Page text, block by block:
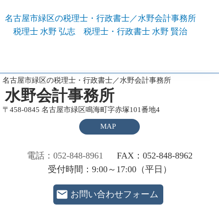
名古屋市緑区の税理士・行政書士／水野会計事務所
税理士 水野 弘志 税理士・行政書士 水野 賢治
名古屋市緑区の税理士・行政書士／水野会計事務所
水野会計事務所
〒458-0845 名古屋市緑区鳴海町字赤塚101番地4
MAP
電話：052-848-8961
FAX：052-848-8962
受付時間：9:00～17:00（平日）
お問い合わせフォーム